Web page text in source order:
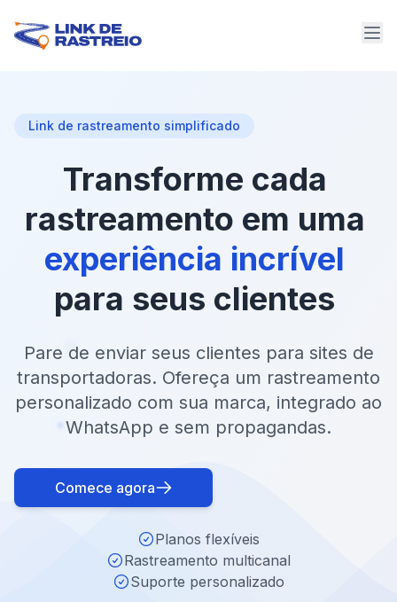
Link de rastreamento simplificado
Transforme cada
rastreamento em uma
experiência incrível
para seus clientes
Pare de enviar seus clientes para sites de
transportadoras. Ofereça um rastreamento
personalizado com sua marca, integrado ao
WhatsApp e sem propagandas.
Comece agora
Planos flexíveis
Rastreamento multicanal
Suporte personalizado